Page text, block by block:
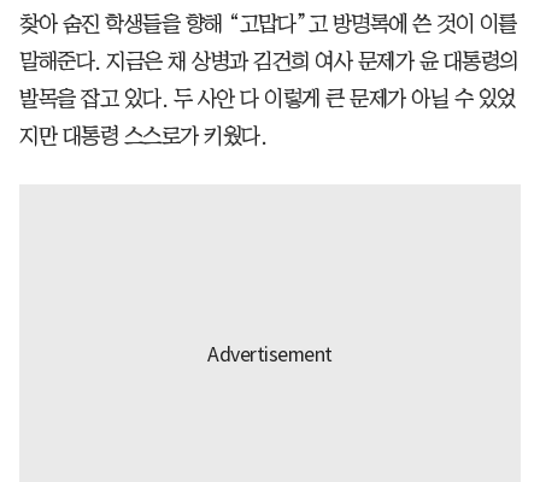
찾아 숨진 학생들을 향해 “고맙다”고 방명록에 쓴 것이 이를
말해준다. 지금은 채 상병과 김건희 여사 문제가 윤 대통령의
발목을 잡고 있다. 두 사안 다 이렇게 큰 문제가 아닐 수 있었
지만 대통령 스스로가 키웠다.